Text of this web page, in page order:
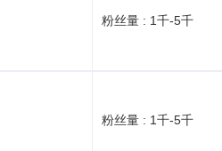
粉丝量 : 1千-5千
粉丝量 : 1千-5千